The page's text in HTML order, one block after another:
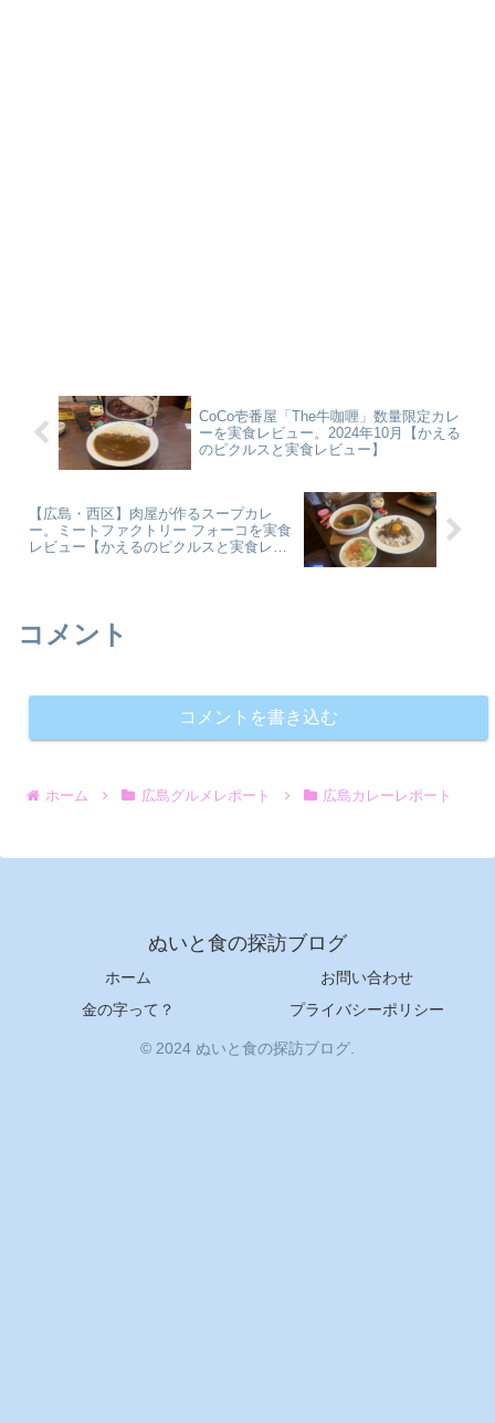
CoCo壱番屋「The牛咖喱」数量限定カレ
ーを実食レビュー。2024年10月【かえる
のピクルスと実食レビュー】
【広島・西区】肉屋が作るスープカレ
ー。ミートファクトリー フォーコを実食
レビュー【かえるのピクルスと実食レビ
コメント
コメントを書き込む
ホーム 広島グルメレポート 広島カレーレポート
ぬいと食の探訪ブログ
ホーム
お問い合わせ
金の字って？
プライバシーポリシー
© 2024 ぬいと食の探訪ブログ.